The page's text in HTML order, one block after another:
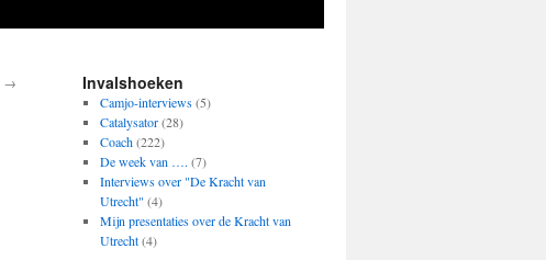
→ Invalshoeken
Camjo-interviews(5)
Catalysator(28)
Coach(222)
De week van …. (7)
Interviews over "De Kracht van
Utrecht" (4)
Mijn presentaties over de Kracht van
Utrecht(4)